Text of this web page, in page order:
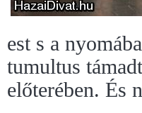
est s a
tumultus
előterében. És